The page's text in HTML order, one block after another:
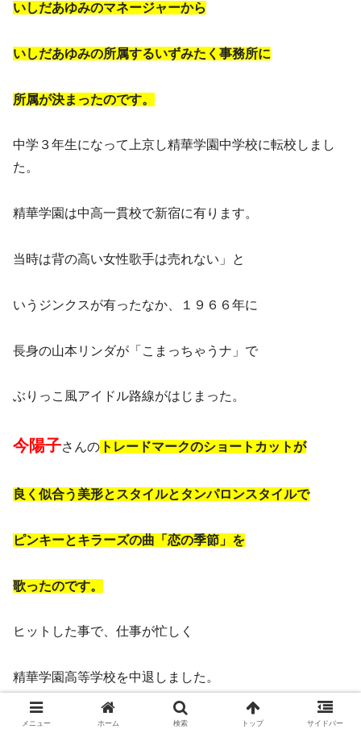
いしだあゆみのマネージャーから
いしだあゆみの所属するいずみたく事務所に
所属が決まったのです。
中学３年生になって上京し精華学園中学校に転校しまし
た。
精華学園は中高一貫校で新宿に有ります。
当時は背の高い女性歌手は売れない」と
いうジンクスが有ったなか、１９６６年に
長身の山本リンダが「こまっちゃうナ」で
ぶりっこ風アイドル路線がはじまった。
今陽子さんの トレードマークのショートカットが
良く似合う美形とスタイルとタンパロンスタイルで
ピンキーとキラーズの曲「恋の季節」を
歌ったのです。
ヒットした事で、仕事が忙しく
精華学園高等学校を中退しました。
名古屋の中学校の時、
メニュー ホーム 検索 トップ サイドバー